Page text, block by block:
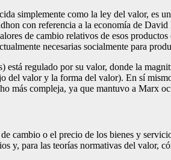
simplemente como la ley del valor, es
con referencia a la economía de
de cambio relativos de esos
necesarias socialmente para
regulado por su valor, donde la
del valor y la forma del valor). En sí
más compleja, ya que mantuvo a Marx
cambio o el precio de los bienes y
y, para las teorías normativas del valor,